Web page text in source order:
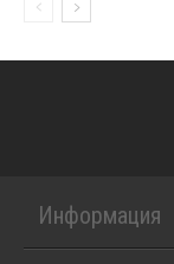
Информация